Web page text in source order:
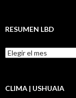
RESUMEN LBD
Resumen
LBD
CLIMA | USHUAIA